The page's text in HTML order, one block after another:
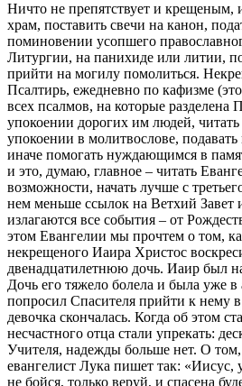
Ничто не препятствует и крещеным,
храм, поставить свечи на канон,
поминовении усопшего
Литургии, на панихиде или литии,
прийти на могилу помолиться.
Псалтирь, ежедневно по кафизме
всех псалмов, на которые разделена
упокоении дорогих им людей,
упокоении в молитвослове,
иначе помогать нуждающимся в
и это, думаю, главное – читать
возможности, начать лучше с
нем меньше ссылок на Ветхий Завет
излагаются все события – от
этом Евангелии мы прочтем о том,
некрещеного Иаира Христос
двенадцатилетнюю дочь. Иаир был
Дочь его тяжело болела и была уже в
попросил Спасителя прийти к нему
девочка скончалась. Когда об этом
несчастного отца стали упрекать:
Учителя, надежды больше нет. О
евангелист Лука пишет так: «Иисус,
не бойся, только веруй, и спасена